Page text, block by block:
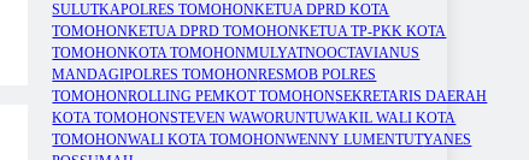
SULUTKAPOLRES TOMOHONKETUA DPRD KOTA
TOMOHONKETUA DPRD TOMOHONKETUA TP-PKK KOTA
TOMOHONKOTA TOMOHONMULYATNOOCTAVIANUS
MANDAGIPOLRES TOMOHONRESMOB POLRES
TOMOHONROLLING PEMKOT TOMOHONSEKRETARIS DAERAH
KOTA TOMOHONSTEVEN WAWORUNTUWAKIL WALI KOTA
TOMOHONWALI KOTA TOMOHONWENNY LUMENTUTYANES